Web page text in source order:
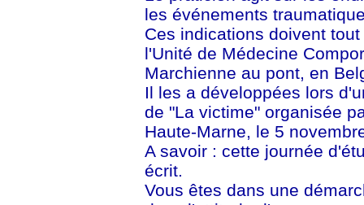
les événements
Ces indications doivent
l'Unité de Médecine
Marchienne au pont, en
Il les a développées lors
de "La victime" organisée
Haute-Marne, le 5
A savoir : cette journée
écrit.
Vous êtes dans une